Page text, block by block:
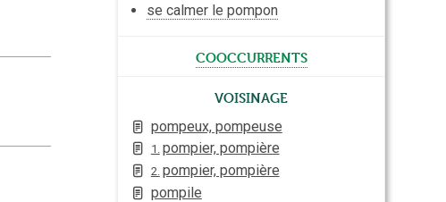
se calmer le pompon
cooccurrents
Voisinage
pompeux, pompeuse
1. pompier, pompière
2. pompier, pompière
pompile